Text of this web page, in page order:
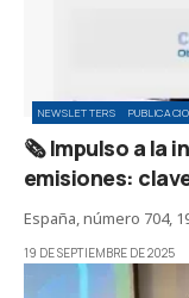
NEWSLETTERS
🗞️ Impulso a la
emisiones:
España, número 704,
19 DE SEPTIEMBRE DE 2025